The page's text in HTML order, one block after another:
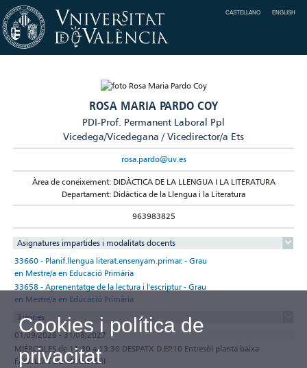
CASTELLANO ENGLISH
ROSA MARIA PARDO COY
PDI-Prof. Permanent Laboral Ppl
Vicedega/Vicedegana / Vicedirector/a Ets
rosa.pardo@uv.es
Àrea de coneixement: DIDÀCTICA DE LA LLENGUA I LA LITERATURA
Departament: Didàctica de la Llengua i la Literatura
963983825
Asignatures impartides i modalitats docents
33660 - Planif.llengua literat.ensenyam.primar. - Grau
en Mestre/a en Educació Primària
33658 - Aprenentatge de la lectura i l'escriptur - Grau
en Mestre/a en Educació Primària
Tutories
01/09/2026 - 31/08/2027
MIÉRCOLES de 11:30 a 13:30 DESPATX D.EP.10 Entresòl planta baixa
FACULTAT DE MAGISTERI
Cookies i política de
privacitat